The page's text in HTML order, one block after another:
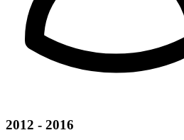
2012 - 2016